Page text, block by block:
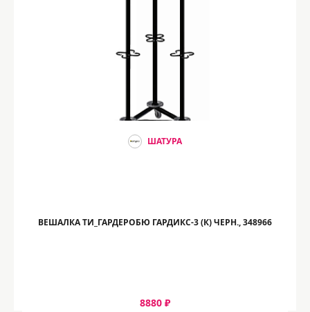
ШАТУРА
ВЕШАЛКА ТИ_ГАРДЕРОБЮ ГАРДИКС-3 (К) ЧЕРН., 348966
8880 ₽